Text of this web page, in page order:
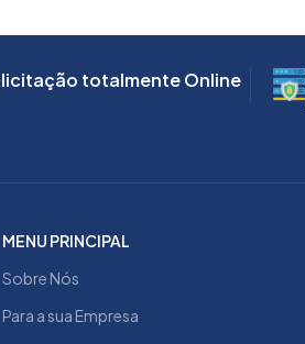
totalmente Online
MENU PRINCIPAL
Sobre Nós
Para a sua Empresa